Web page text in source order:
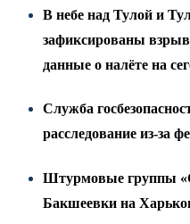
В небе над Тулой и
зафиксированы
данные о налёте на
Служба
расследование из-за
Штурмовые группы
Бакшеевки на